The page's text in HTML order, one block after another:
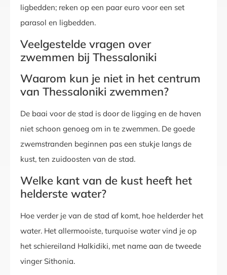
ligbedden; reken op een paar euro voor een set
parasol en ligbedden.
Veelgestelde vragen over
zwemmen bij Thessaloniki
Waarom kun je niet in het centrum
van Thessaloniki zwemmen?
De baai voor de stad is door de ligging en de haven
niet schoon genoeg om in te zwemmen. De goede
zwemstranden beginnen pas een stukje langs de
kust, ten zuidoosten van de stad.
Welke kant van de kust heeft het
helderste water?
Hoe verder je van de stad af komt, hoe helderder het
water. Het allermooiste, turquoise water vind je op
het schiereiland Halkidiki, met name aan de tweede
vinger Sithonia.